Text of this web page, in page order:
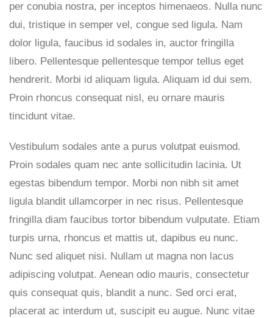
per conubia nostra, per inceptos himenaeos. Nulla nunc
dui, tristique in semper vel, congue sed ligula. Nam
dolor ligula, faucibus id sodales in, auctor fringilla
libero. Pellentesque pellentesque tempor tellus eget
hendrerit. Morbi id aliquam ligula. Aliquam id dui sem.
Proin rhoncus consequat nisl, eu ornare mauris
tincidunt vitae.
Vestibulum sodales ante a purus volutpat euismod.
Proin sodales quam nec ante sollicitudin lacinia. Ut
egestas bibendum tempor. Morbi non nibh sit amet
ligula blandit ullamcorper in nec risus. Pellentesque
fringilla diam faucibus tortor bibendum vulputate. Etiam
turpis urna, rhoncus et mattis ut, dapibus eu nunc.
Nunc sed aliquet nisi. Nullam ut magna non lacus
adipiscing volutpat. Aenean odio mauris, consectetur
quis consequat quis, blandit a nunc. Sed orci erat,
placerat ac interdum ut, suscipit eu augue. Nunc vitae